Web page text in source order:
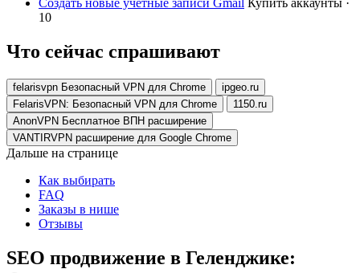
Создать новые учетные записи Gmail Купить аккаунты ·
10
Что сейчас спрашивают
felarisvpn Безопасный VPN для Chrome
ipgeo.ru
FelarisVPN: Безопасный VPN для Chrome
1150.ru
AnonVPN Бесплатное ВПН расширение
VANTIRVPN расширение для Google Chrome
Дальше на странице
Как выбирать
FAQ
Заказы в нише
Отзывы
SEO продвижение в Геленджике: